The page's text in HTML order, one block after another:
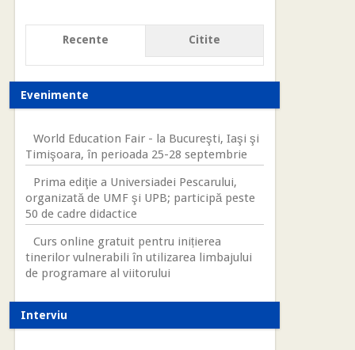
Recente Citite
Evenimente
World Education Fair - la Bucureşti, Iaşi şi
Timişoara, în perioada 25-28 septembrie
Prima ediţie a Universiadei Pescarului,
organizată de UMF şi UPB; participă peste
50 de cadre didactice
Curs online gratuit pentru inițierea
tinerilor vulnerabili în utilizarea limbajului
de programare al viitorului
Interviu